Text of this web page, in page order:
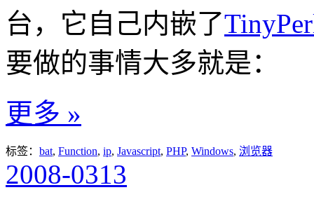
台，它自己内嵌了
要做的事情大多就是：
更多 »
标签： bat, Function, ip, Javascript, PHP, Windows, 浏览器
2008-0313